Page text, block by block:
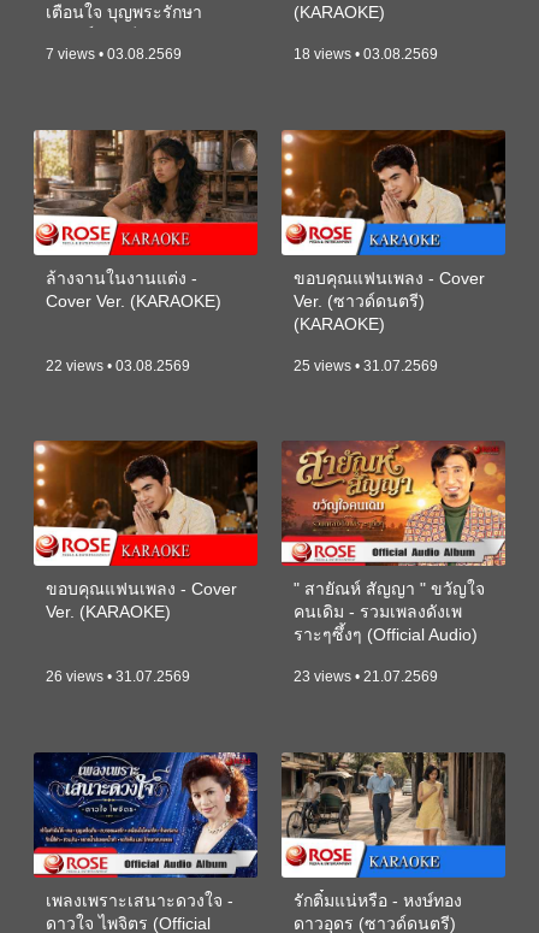
เตือนใจ บุญพระรักษา
7 views • 03.08.2569
(KARAOKE)
18 views • 03.08.2569
ล้างจานในงานแต่ง -
Cover Ver. (KARAOKE)
22 views • 03.08.2569
ขอบคุณแฟนเพลง - Cover
Ver. (ซาวด์ดนตรี)
(KARAOKE)
25 views • 31.07.2569
ขอบคุณแฟนเพลง - Cover
Ver. (KARAOKE)
26 views • 31.07.2569
" สายัณห์ สัญญา " ขวัญใจ
คนเดิม - รวมเพลงดังเพ
ราะๆซึ้งๆ (Official Audio)
23 views • 21.07.2569
เพลงเพราะเสนาะดวงใจ -
ดาวใจ ไพจิตร (Official
รักติ๋มแน่หรือ - หงษ์ทอง
ดาวอุดร (ซาวด์ดนตรี)